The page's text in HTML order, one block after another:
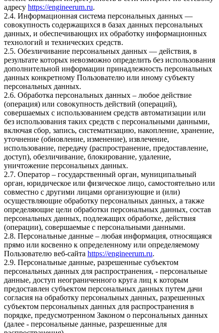
адресу https://engineerum.ru.
2.4. Информационная система персональных данных —
совокупность содержащихся в базах данных персональных
данных, и обеспечивающих их обработку информационных
технологий и технических средств.
2.5. Обезличивание персональных данных — действия, в
результате которых невозможно определить без использования
дополнительной информации принадлежность персональных
данных конкретному Пользователю или иному субъекту
персональных данных.
2.6. Обработка персональных данных – любое действие
(операция) или совокупность действий (операций),
совершаемых с использованием средств автоматизации или
без использования таких средств с персональными данными,
включая сбор, запись, систематизацию, накопление, хранение,
уточнение (обновление, изменение), извлечение,
использование, передачу (распространение, предоставление,
доступ), обезличивание, блокирование, удаление,
уничтожение персональных данных.
2.7. Оператор – государственный орган, муниципальный
орган, юридическое или физическое лицо, самостоятельно или
совместно с другими лицами организующие и (или)
осуществляющие обработку персональных данных, а также
определяющие цели обработки персональных данных, состав
персональных данных, подлежащих обработке, действия
(операции), совершаемые с персональными данными.
2.8. Персональные данные – любая информация, относящаяся
прямо или косвенно к определенному или определяемому
Пользователю веб-сайта https://engineerum.ru.
2.9. Персональные данные, разрешенные субъектом
персональных данных для распространения, - персональные
данные, доступ неограниченного круга лиц к которым
предоставлен субъектом персональных данных путем дачи
согласия на обработку персональных данных, разрешенных
субъектом персональных данных для распространения в
порядке, предусмотренном Законом о персональных данных
(далее - персональные данные, разрешенные для